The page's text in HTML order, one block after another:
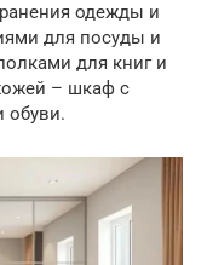
одежды и
для посуды и
для книг и
– шкаф с
обуви.